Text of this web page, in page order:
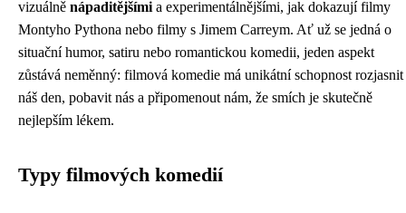
vizuálně nápaditějšími a experimentálnějšími, jak dokazují filmy
Montyho Pythona nebo filmy s Jimem Carreym. Ať už se jedná o
situační humor, satiru nebo romantickou komedii, jeden aspekt
zůstává neměnný: filmová komedie má unikátní schopnost rozjasnit
náš den, pobavit nás a připomenout nám, že smích je skutečně
nejlepším lékem.
Typy filmových komedií